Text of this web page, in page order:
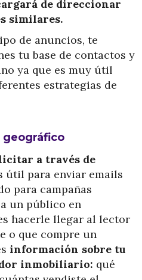
de direccionar
similares.
de anuncios, te
tu base de contactos y
ya que es muy útil
estrategias de
geográfico
a través de
útil para enviar emails
para campañas
un público en
hacerle llegar al lector
o que compre un
información sobre tu
inmobiliario: qué